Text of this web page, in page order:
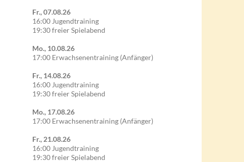
Fr., 07.08.26
16:00 Jugendtraining
19:30 freier Spielabend
Mo., 10.08.26
17:00 Erwachsenentraining (Anfänger)
Fr., 14.08.26
16:00 Jugendtraining
19:30 freier Spielabend
Mo., 17.08.26
17:00 Erwachsenentraining (Anfänger)
Fr., 21.08.26
16:00 Jugendtraining
19:30 freier Spielabend